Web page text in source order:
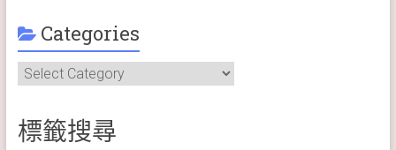
Categories
Categories
標籤搜尋